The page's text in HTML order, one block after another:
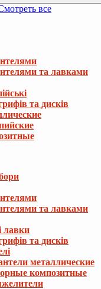
все
та лавками
та дисків
та лавками
лавки
та дисків
металлические
композитные